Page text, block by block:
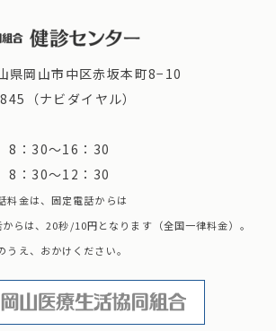
県岡山市中区赤坂本町8−10
（ナビダイヤル）
8：30～16：30
～12：30
料金は、固定電話からは
らは、20秒/10円となります（全国一律料金）。
うえ、おかけください。